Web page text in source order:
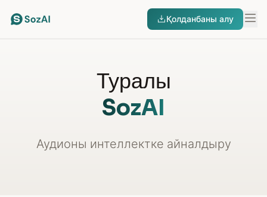
Қолданбаны алу
Туралы
SozAI
Аудионы интеллектке айналдыру